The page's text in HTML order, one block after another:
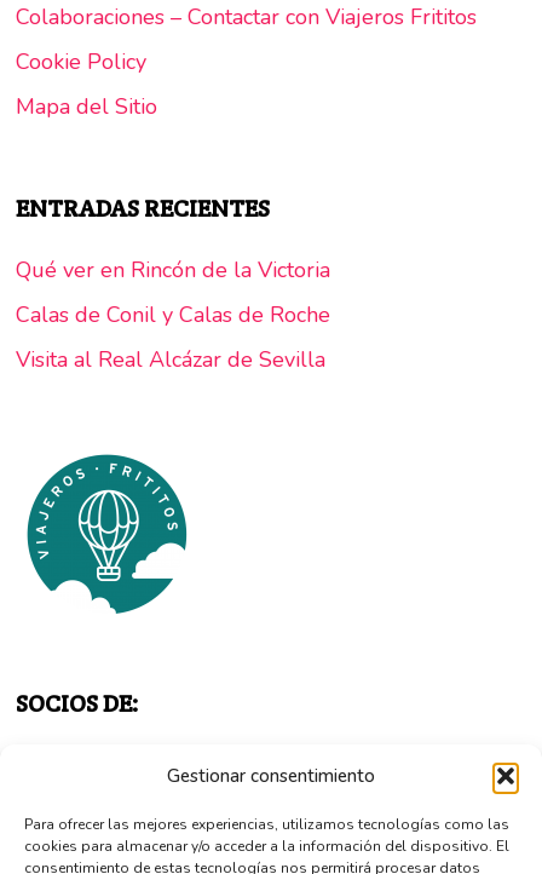
Gestionar consentimiento
Para ofrecer las mejores experiencias, utilizamos tecnologías como las
cookies para almacenar y/o acceder a la información del dispositivo. El
consentimiento de estas tecnologías nos permitirá procesar datos
Colaboraciones – Contactar con Viajeros Frititos
Cookie Policy
Mapa del Sitio
ENTRADAS RECIENTES
Qué ver en Rincón de la Victoria
Calas de Conil y Calas de Roche
Visita al Real Alcázar de Sevilla
SOCIOS DE: